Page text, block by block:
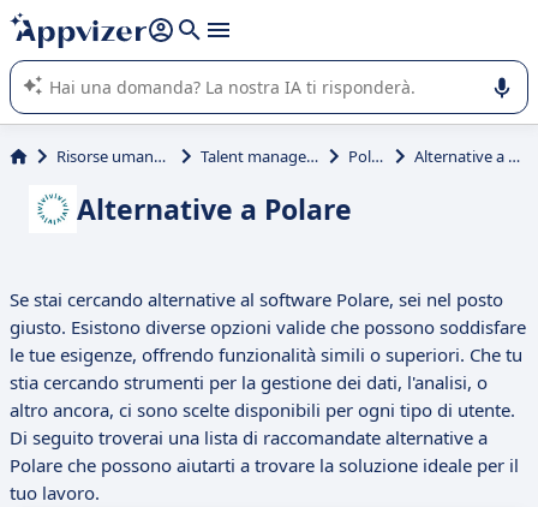
righe con
shift + enter
L'IA di Appvizer vi guida nell'utilizzo o nella scelta di un
software SaaS per la vostra azienda.
Risorse umane (HR) Talent management Polare Alternative a Polare
Alternative a Polare
Se stai cercando alternative al software Polare, sei nel posto
giusto. Esistono diverse opzioni valide che possono soddisfare
le tue esigenze, offrendo funzionalità simili o superiori. Che tu
stia cercando strumenti per la gestione dei dati, l'analisi, o
altro ancora, ci sono scelte disponibili per ogni tipo di utente.
Di seguito troverai una lista di raccomandate alternative a
Polare che possono aiutarti a trovare la soluzione ideale per il
tuo lavoro.